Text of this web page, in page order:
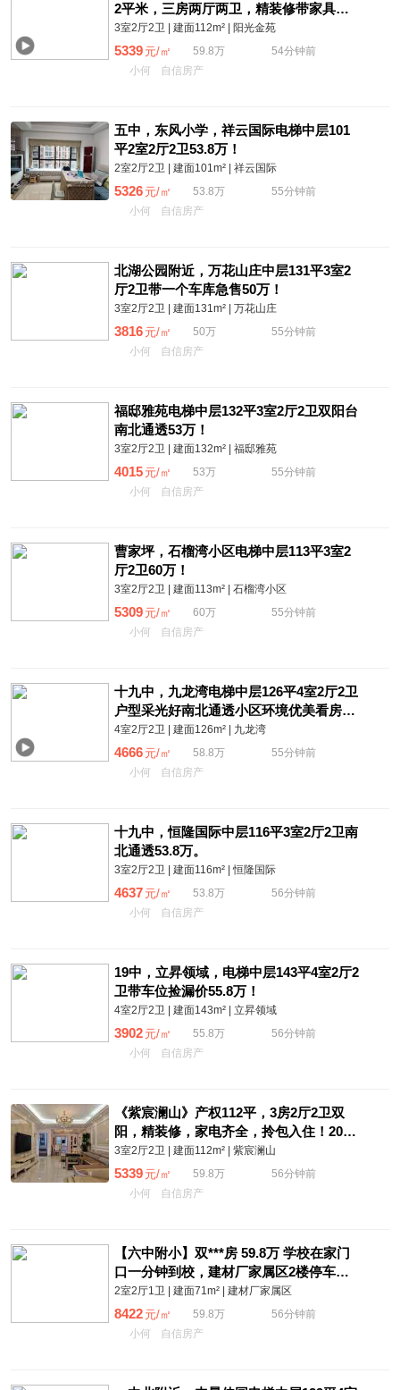
2平米，三房两厅两卫，精装修带家具家
电，菜市场就在楼下，售59.8万
3室2厅2卫 | 建面112m² | 阳光金苑
5339 元/㎡ 59.8万
54分钟前
小何
自信房产
五中，东风小学，祥云国际电梯中层101
平2室2厅2卫53.8万！
2室2厅2卫 | 建面101m² | 祥云国际
5326 元/㎡ 53.8万
55分钟前
小何
自信房产
北湖公园附近，万花山庄中层131平3室2
厅2卫带一个车库急售50万！
3室2厅2卫 | 建面131m² | 万花山庄
3816 元/㎡ 50万
55分钟前
小何
自信房产
福邸雅苑电梯中层132平3室2厅2卫双阳台
南北通透53万！
3室2厅2卫 | 建面132m² | 福邸雅苑
4015 元/㎡ 53万
55分钟前
小何
自信房产
曹家坪，石榴湾小区电梯中层113平3室2
厅2卫60万！
3室2厅2卫 | 建面113m² | 石榴湾小区
5309 元/㎡ 60万
55分钟前
小何
自信房产
十九中，九龙湾电梯中层126平4室2厅2卫
户型采光好南北通透小区环境优美看房方
便58.8万！
4室2厅2卫 | 建面126m² | 九龙湾
4666 元/㎡ 58.8万
55分钟前
小何
自信房产
十九中，恒隆国际中层116平3室2厅2卫南
北通透53.8万。
3室2厅2卫 | 建面116m² | 恒隆国际
4637 元/㎡ 53.8万
56分钟前
小何
自信房产
19中，立昇领域，电梯中层143平4室2厅2
卫带车位捡漏价55.8万！
4室2厅2卫 | 建面143m² | 立昇领域
3902 元/㎡ 55.8万
56分钟前
小何
自信房产
《紫宸澜山》产权112平，3房2厅2卫双
阳，精装修，家电齐全，拎包入住！2016
年商品房，电梯2楼，满2，售59.8万
3室2厅2卫 | 建面112m² | 紫宸澜山
5339 元/㎡ 59.8万
56分钟前
小何
自信房产
【六中附小】双***房 59.8万 学校在家门
口一分钟到校，建材厂家属区2楼停车免
费两房两厅一卫，71平方送杂房10平满二
年
2室2厅1卫 | 建面71m² | 建材厂家属区
8422 元/㎡ 59.8万
56分钟前
小何
自信房产